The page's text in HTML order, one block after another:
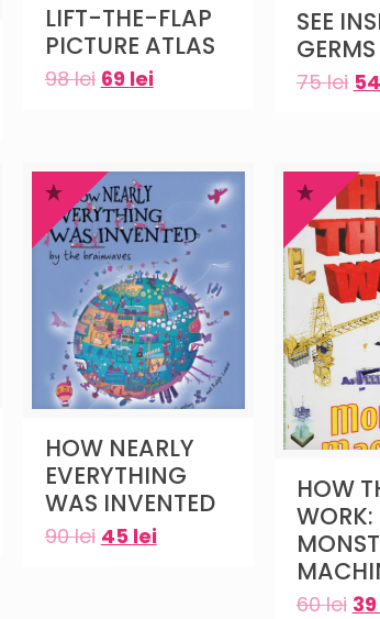
LIFT-THE-FLAP
PICTURE ATLAS
98lei 69 lei
SEE
GERMS
75lei 54
HOW NEARLY
EVERYTHING
WAS INVENTED
90lei 45 lei
HOW
WORK:
60lei 39